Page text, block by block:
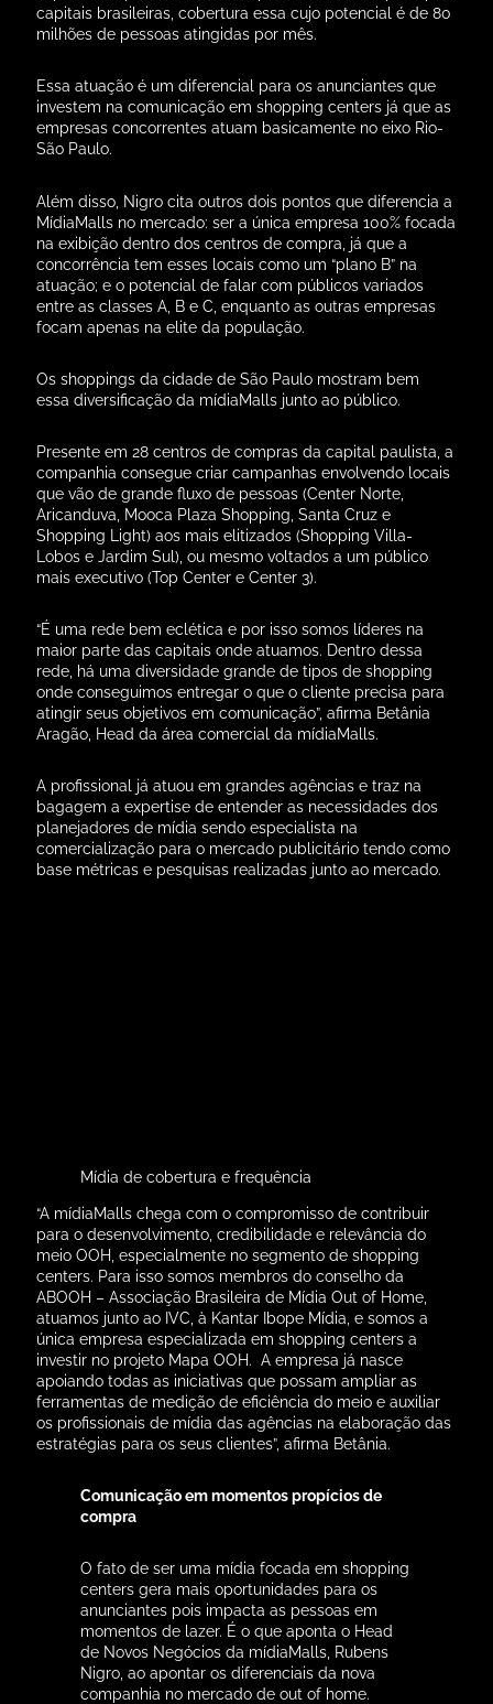
na exibição dentro dos centros de compra, já que a
concorrência tem esses locais como um “plano B” na
focam apenas na elite da população.
Os shoppings da cidade de São Paulo mostram bem
Presente em 28 centros de compras da capital paulista, a
companhia consegue criar campanhas envolvendo locais
que vão de grande fluxo de pessoas (Center Norte,
Aricanduva, Mooca Plaza Shopping, Santa Cruz e
Shopping Light) aos mais elitizados (Shopping Villa-
Lobos e Jardim Sul), ou mesmo voltados a um público
“É uma rede bem eclética e por isso somos líderes na
onde conseguimos entregar o que o cliente precisa para
atingir seus objetivos em comunicação”, afirma Betânia
Aragão, Head da área comercial da mídiaMalls.
A profissional já atuou em grandes agências e traz na
bagagem a expertise de entender as necessidades dos
comercialização para o mercado publicitário tendo como
base métricas e pesquisas realizadas junto ao mercado.
Mídia de cobertura e frequência
“A mídiaMalls chega com o compromisso de contribuir
meio OOH, especialmente no segmento de shopping
centers. Para isso somos membros do conselho da
ABOOH – Associação Brasileira de Mídia Out of Home,
atuamos junto ao IVC, à Kantar Ibope Mídia, e somos a
única empresa especializada em shopping centers a
momentos de lazer. É o que aponta o Head
de Novos Negócios da mídiaMalls, Rubens
Nigro, ao apontar os diferenciais da nova
companhia no mercado de out of home.
“Diferente de outras mídias, a comunicação
em shoppings não é invasiva, e impacta com
conteúdos de marcas em momentos onde as
pessoas estão propícias a comprar”, comenta
o executivo.
Ele reforça esse diferencial citando que
outras plataformas de out of home veiculam
conteúdos quando os consumidores estão
realizando outras atividades. “Em outros
correria, no trânsito ou prestando a atenção
em outras coisas. No shopping, as pessoas
A fala é corroborada pela Head da área
comercial da empresa, que reforça o
diferencial do impacto das campanhas
realizadas nos shoppings. “Acho que o
shopping center, sendo o ambiente típico do